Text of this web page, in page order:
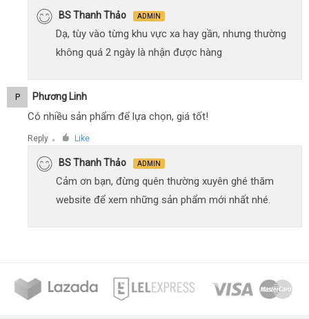
BS Thanh Thảo ADMIN
Dạ, tùy vào từng khu vực xa hay gần, nhưng thường
không quá 2 ngày là nhận được hàng
P Phương Linh
Có nhiều sản phẩm để lựa chọn, giá tốt!
Reply ● Like
BS Thanh Thảo ADMIN
Cảm ơn bạn, đừng quên thường xuyên ghé thăm
website để xem những sản phẩm mới nhất nhé.